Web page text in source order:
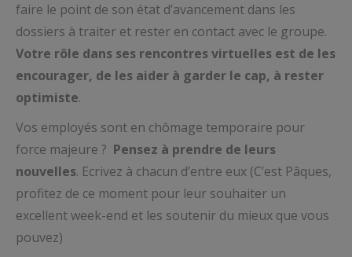
faire le point de son état d’avancement dans les
dossiers à traiter et rester en contact avec le groupe.
Votre rôle dans ses rencontres virtuelles est de les
encourager, de les aider à garder le cap, à rester
optimiste.
Vos employés sont en chômage temporaire pour
force majeure ? Pensez à prendre de leurs
nouvelles. Ecrivez à chacun d’entre eux (C’est Pâques,
profitez de ce moment pour leur souhaiter un
excellent week-end et les soutenir du mieux que vous
pouvez)